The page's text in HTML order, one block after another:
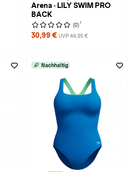
Arena · LILY SWIM PRO
BACK
(0) 1
30,99 € UVP 44,95 €
Nachhaltig